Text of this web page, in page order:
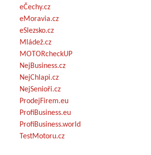
eČechy.cz
eMoravia.cz
eSlezsko.cz
Mládež.cz
MOTORcheckUP
NejBusiness.cz
NejChlapi.cz
NejSenioři.cz
ProdejFirem.eu
ProfiBusiness.eu
ProfiBusiness.world
TestMotoru.cz